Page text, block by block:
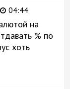
04:44
на
% по
хоть